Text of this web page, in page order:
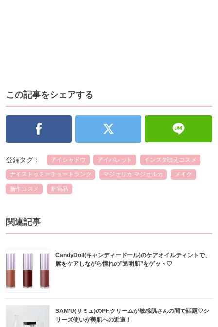
この記事をシェアする
登録タグ： アイシャドウ アイパレット インスタ映えコスメ
ナイストゥミーチュートランク マジョリカ マジョルカ メイク
新作コスメ 新商品
関連記事
CandyDoll(キャンディードール)のケアオイルティントで、
唇をケアしながら憧れの”透明肌”をゲット♡
SAM’U(サミュ)のPHクリームが敏感肌さんの間で話題♡シ
リーズ使いが美肌への近道！